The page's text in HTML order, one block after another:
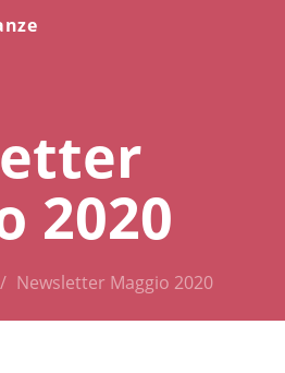
2020
Newsletter Maggio 2020